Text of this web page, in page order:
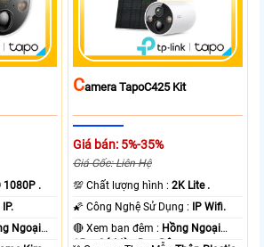
1080P .
IP.
Ngoại
CAmera TapoC425 Kit
Giá bán: 5%-35%
Giá Gốc: Liên Hệ
💯 Chất lượng hình :2K Lite .
🌠 Công Nghệ Sử Dụng :
IP Wifi.
🔴 Xem ban đêm : Hồng Ngoại
15m Có Màu Ban Ðêm.